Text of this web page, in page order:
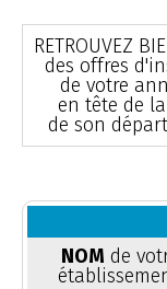
RETROUVEZ
des offres
de votre
en tête de
de son
NOM de